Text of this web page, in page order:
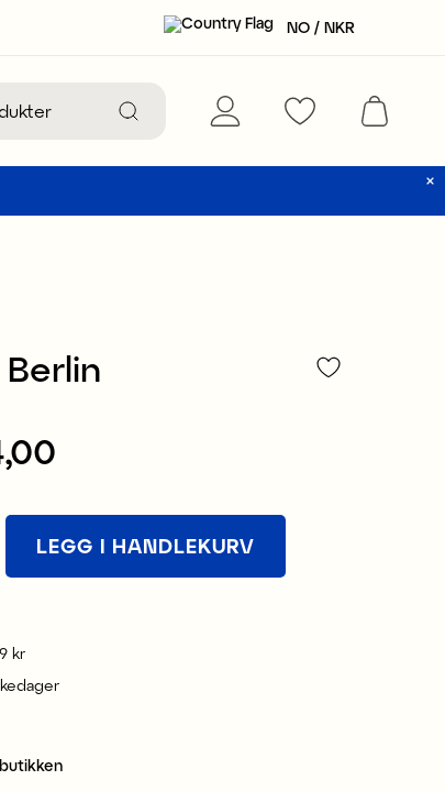
NO / NKR
654,00
LEGG I HANDLEKURV
kr